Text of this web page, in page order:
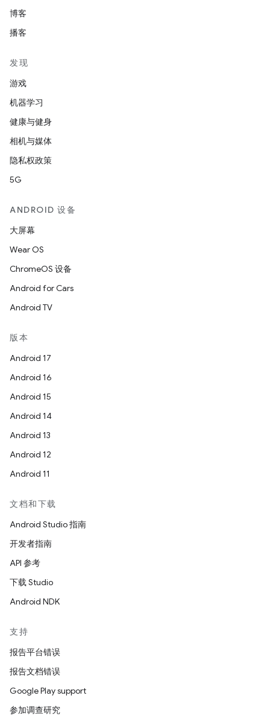
博客
播客
发现
游戏
机器学习
健康与健身
相机与媒体
隐私权政策
5G
ANDROID 设备
大屏幕
Wear OS
ChromeOS 设备
Android for Cars
Android TV
版本
Android 17
Android 16
Android 15
Android 14
Android 13
Android 12
Android 11
文档和下载
Android Studio 指南
开发者指南
API 参考
下载 Studio
Android NDK
支持
报告平台错误
报告文档错误
Google Play support
参加调查研究